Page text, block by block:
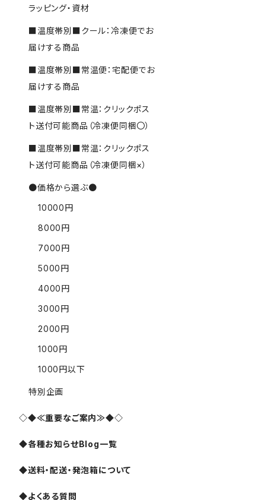
ラッピング・資材
■温度帯別■クール：冷凍便でお
届けする商品
■温度帯別■常温便：宅配便でお
届けする商品
■温度帯別■常温：クリックポス
ト送付可能商品（冷凍便同梱〇）
■温度帯別■常温：クリックポス
ト送付可能商品（冷凍便同梱×）
●価格から選ぶ●
10000円
8000円
7000円
5000円
4000円
3000円
2000円
1000円
1000円以下
特別企画
◇◆≪重要なご案内≫◆◇
◆各種お知らせBlog一覧
◆送料・配送・発泡箱について
◆よくある質問